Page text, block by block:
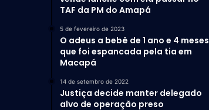
TAF da PM do Amapá
5 de fevereiro de 2023
O adeus a bebê de 1 ano e 4 meses
que foi espancada pela tia em
Macapá
14 de setembro de 2022
Justiça decide manter delegado
alvo de operação preso